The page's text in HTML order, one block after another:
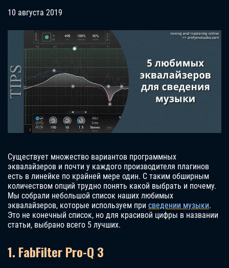
10 августа 2019
Существует множество вариантов программных
эквалайзеров и почти у каждого производителя плагинов
есть в линейке по крайней мере один. С таким обширным
количеством опций трудно понять какой выбрать и почему.
Мы собрали небольшой список наших любимых
эквалайзеров, которые используем при сведении музыки.
Это не конечный список, но для красивой цифры в названии
статьи, выбрано всего 5 лучших.
1. FabFilter Pro-Q 3